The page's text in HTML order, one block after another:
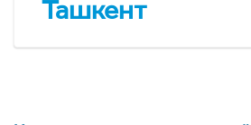
Ташкент